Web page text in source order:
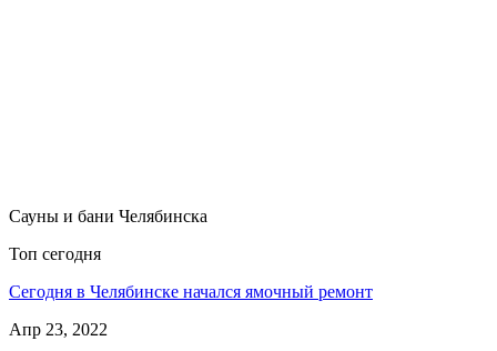
Сауны и бани Челябинска
Топ сегодня
Сегодня в Челябинске начался ямочный ремонт
Апр 23, 2022